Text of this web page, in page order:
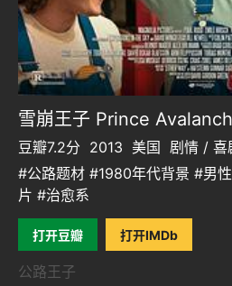
雪崩王子 Prince
豆瓣7.2分 2013 美国 剧情 / 喜
#公路题材 #1980年代背景 #男
片 #治愈系
打开豆瓣 打开IMDb
公路王子